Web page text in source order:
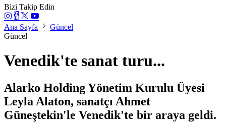
Bizi Takip Edin
Ana Sayfa
Güncel
Güncel
Venedik'te sanat turu...
Alarko Holding Yönetim Kurulu Üyesi
Leyla Alaton, sanatçı Ahmet
Güneştekin'le Venedik'te bir araya geldi.